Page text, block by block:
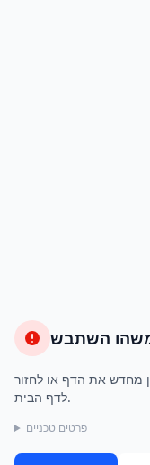
השתבש
מחדש את הדף או לחזור
לדף הבית.
פרטים טכניים